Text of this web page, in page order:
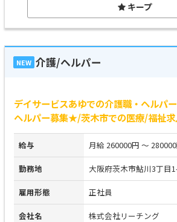
キープ
NEW 介護/ヘルパー
デイサービスあゆでの介護職・ヘルパ
ヘルパー募集★/茨木市での医療/福祉
給与 月給 260000円 ～
勤務地 大阪府茨木市鮎川3丁目
雇用形態 正社員
会社名 株式会社リーチング